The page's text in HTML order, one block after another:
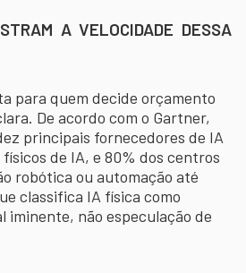
A VELOCIDADE DESSA
para quem decide orçamento
De acordo com o Gartner,
principais fornecedores de IA
de IA, e 80% dos centros
robótica ou automação até
classifica IA física como
iminente, não especulação de